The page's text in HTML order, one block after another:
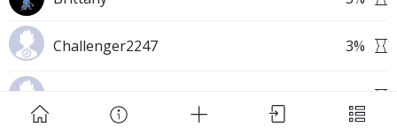
Challenger2247 3%
Challenge Achieved is self-improvement social
network. Start creating challenges, set goals and
make new habits!
Skip Download App